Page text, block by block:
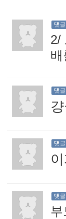
댓글
2/
배
댓글
댓글
댓글